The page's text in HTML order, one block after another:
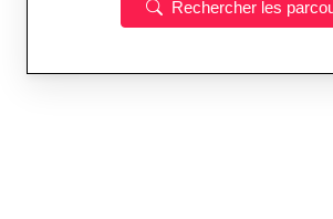
Rechercher les